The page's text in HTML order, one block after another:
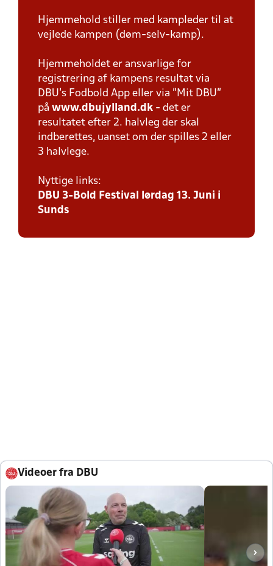
Hjemmehold stiller med kampleder til at
vejlede kampen (døm-selv-kamp).
Hjemmeholdet er ansvarlige for
registrering af kampens resultat via
DBU’s Fodbold App eller via ”Mit DBU”
på www.dbujylland.dk - det er
resultatet efter 2. halvleg der skal
indberettes, uanset om der spilles 2 eller
3 halvlege.
Nyttige links:
DBU 3-Bold Festival lørdag 13. Juni i
Sunds
Videoer fra DBU